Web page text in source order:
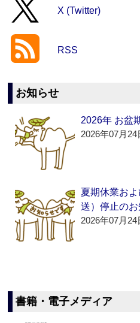
X (Twitter)
RSS
お知らせ
2026年 お盆
2026年07月24
夏期休業お
送）停止の
2026年07月24
書籍・電子メディア